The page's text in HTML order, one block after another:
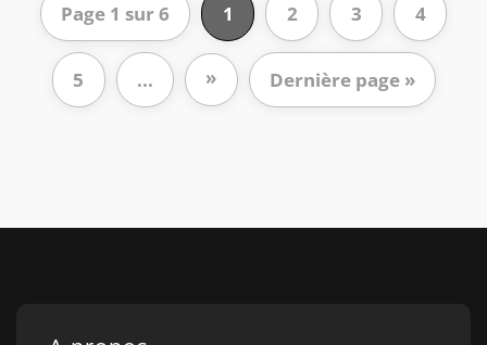
Page 1 sur 6 1 2 3 4
5 ... » Dernière page »